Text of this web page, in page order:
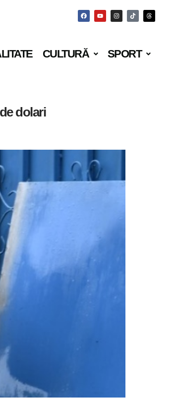
CULTURĂ SPORT
dolari